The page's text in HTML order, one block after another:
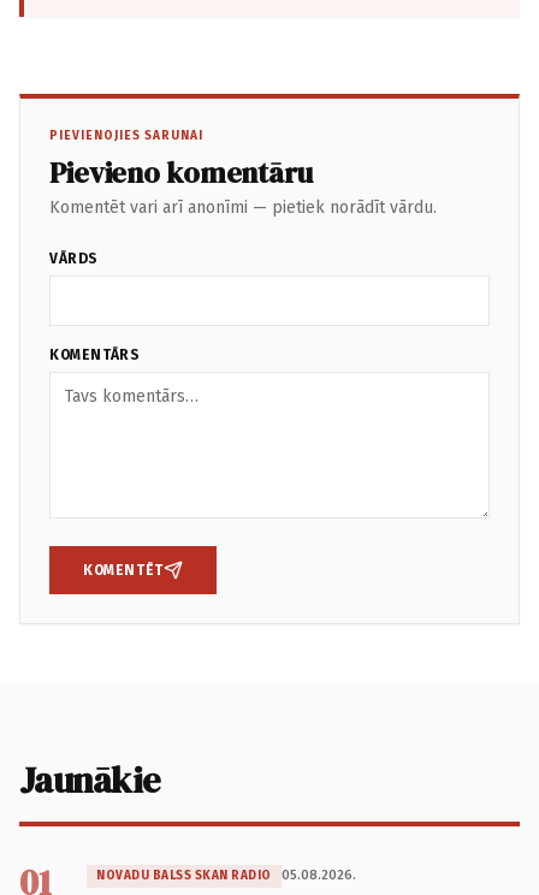
PIEVIENOJIES SARUNAI
Pievieno komentāru
Komentēt vari arī anonīmi — pietiek norādīt vārdu.
VĀRDS
KOMENTĀRS
KOMENTĒT
Jaunākie
01 NOVADU BALSS SKAN RADIO 05.08.2026.